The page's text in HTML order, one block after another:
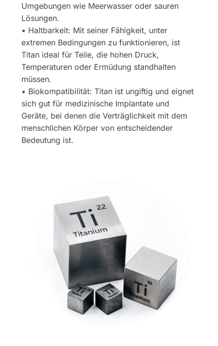
Umgebungen wie Meerwasser oder sauren
Lösungen.
• Haltbarkeit: Mit seiner Fähigkeit, unter
extremen Bedingungen zu funktionieren, ist
Titan ideal für Teile, die hohen Druck,
Temperaturen oder Ermüdung standhalten
müssen.
• Biokompatibilität: Titan ist ungiftig und eignet
sich gut für medizinische Implantate und
Geräte, bei denen die Verträglichkeit mit dem
menschlichen Körper von entscheidender
Bedeutung ist.